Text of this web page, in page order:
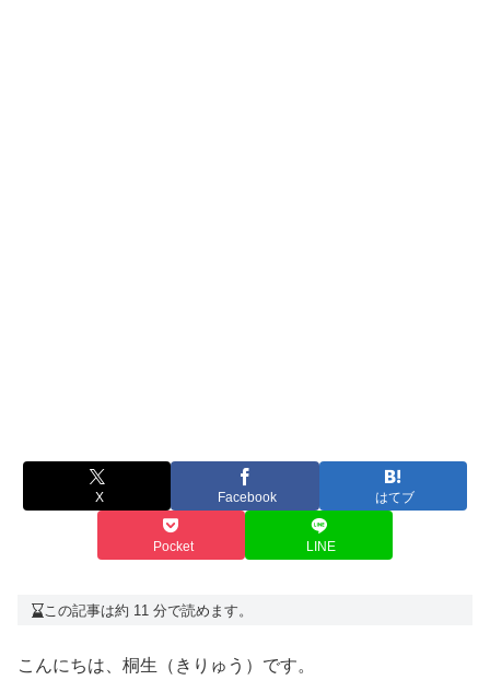
X Facebook はてブ
Pocket LINE
この記事は約 11 分で読めます。
こんにちは、桐生（きりゅう）です。